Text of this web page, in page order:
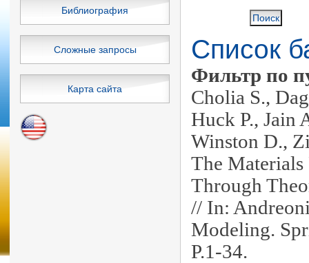
Библиография
Сложные запросы
Карта сайта
Список
Фильтр по
Cholia S.,
Huck P., Jain
Winston D.,
The
Through
// In:
Modeling.
P.1-34.